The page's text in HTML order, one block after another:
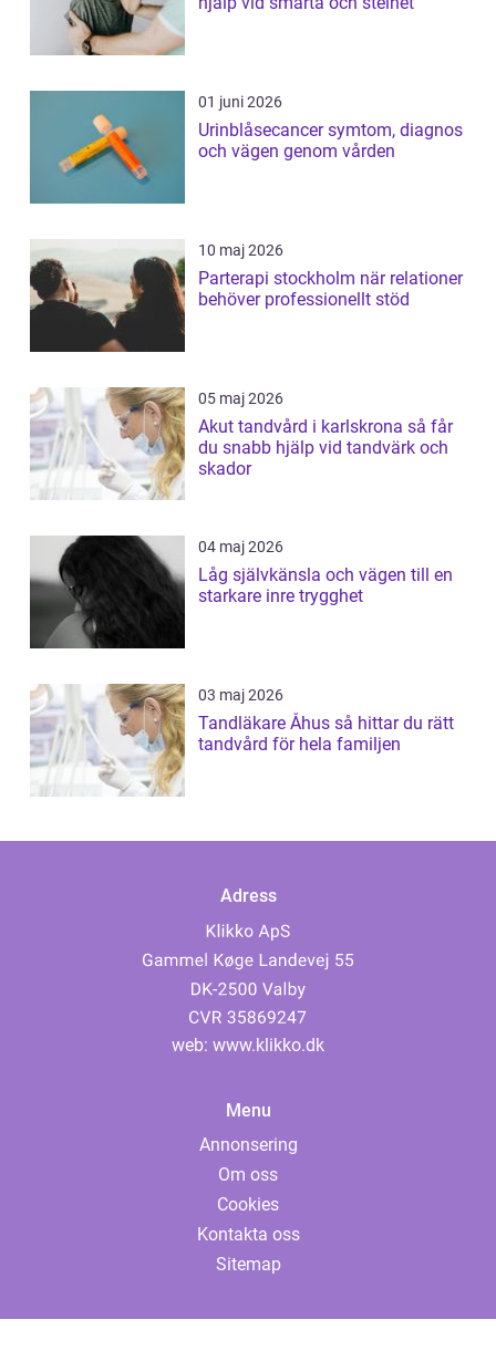
01 juni 2026
Urinblåsecancer symtom, diagnos
och vägen genom vården
10 maj 2026
Parterapi stockholm när relationer
behöver professionellt stöd
05 maj 2026
Akut tandvård i karlskrona så får
du snabb hjälp vid tandvärk och
skador
04 maj 2026
Låg självkänsla och vägen till en
starkare inre trygghet
03 maj 2026
Tandläkare Åhus så hittar du rätt
tandvård för hela familjen
Adress
web: www.klikko.dk
Menu
Annonsering
Om oss
Cookies
Kontakta oss
Sitemap